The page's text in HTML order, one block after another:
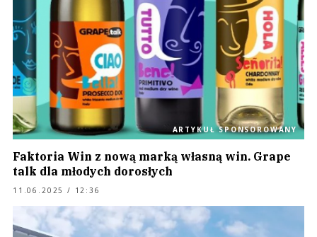
ARTYKUŁ SPONSOROWANY
Faktoria Win z nową marką własną win. Grape
talk dla młodych dorosłych
11.06.2025 / 12:36